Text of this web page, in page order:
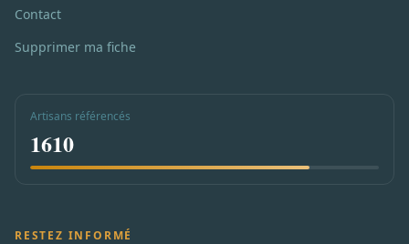
Contact
Supprimer ma fiche
Artisans référencés
1610
RESTEZ INFORMÉ